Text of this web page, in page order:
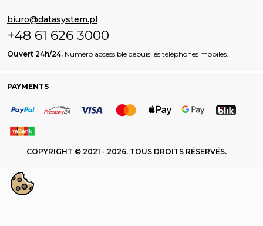
biuro@datasystem.pl
+48 61 626 3000
Ouvert 24h/24. Numéro accessible depuis les téléphones mobiles.
PAYMENTS
COPYRIGHT © 2021 - 2026. TOUS DROITS RÉSERVÉS.